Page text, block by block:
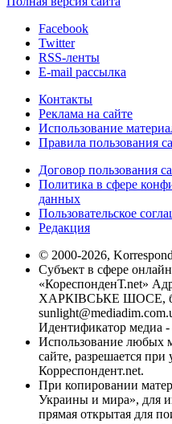
Facebook
Twitter
RSS-ленты
E-mail рассылка
Контакты
Реклама на сайте
Использование
Правила пользования
Договор пользования
Политика в сфере
данных
Пользовательское
Редакция
© 2000-2026,
Субъект в сфере
«КореспонденТ.net»
ХАРКІВСЬКЕ ШОСЕ,
Идентификатор медиа -
Использование любых
сайте, разрешается
Корреспондент.net.
При копировании
Украины и мира», для
прямая открытая для